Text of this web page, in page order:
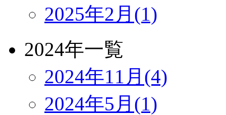
2025年2月(1)
2024年一覧
2024年11月(4)
2024年5月(1)